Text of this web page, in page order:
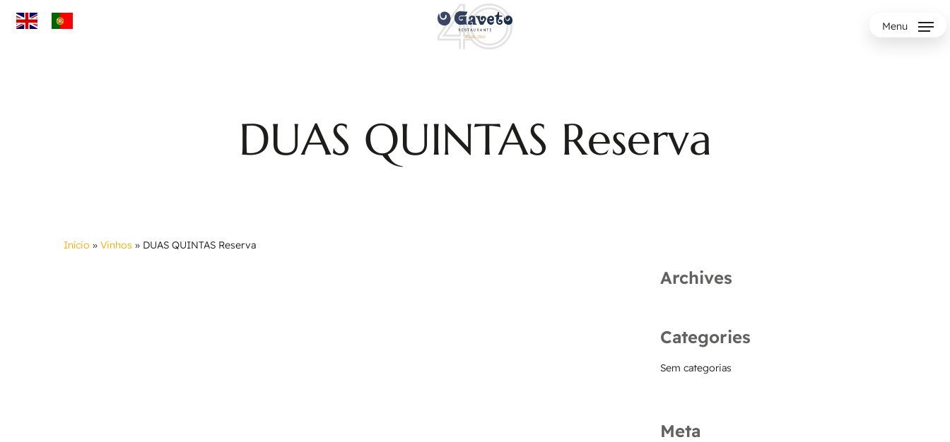
Menu
DUAS QUINTAS Reserva
Início » Vinhos » DUAS QUINTAS Reserva
Archives
Categories
Sem categorias
Meta